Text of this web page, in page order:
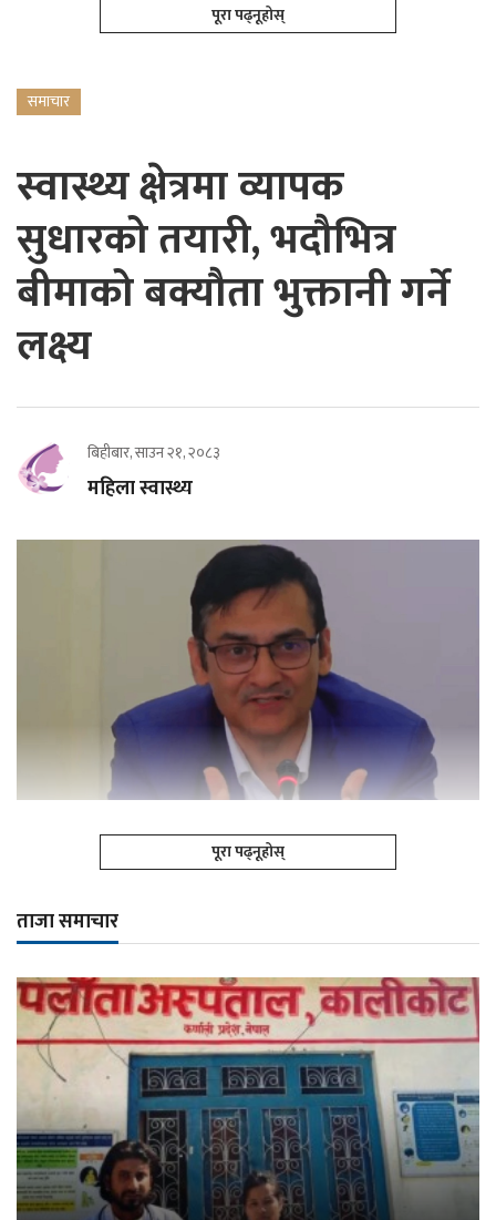
पूरा पढ्नूहोस्
समाचार
स्वास्थ्य क्षेत्रमा व्यापक
सुधारको तयारी, भदौभित्र
बीमाको बक्यौता भुक्तानी गर्ने
लक्ष्य
बिहीबार, साउन २१, २०८३
महिला स्वास्थ्य
पूरा पढ्नूहोस्
ताजा समाचार